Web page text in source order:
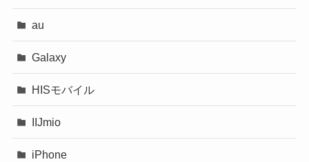
au
Galaxy
HISモバイル
IIJmio
iPhone